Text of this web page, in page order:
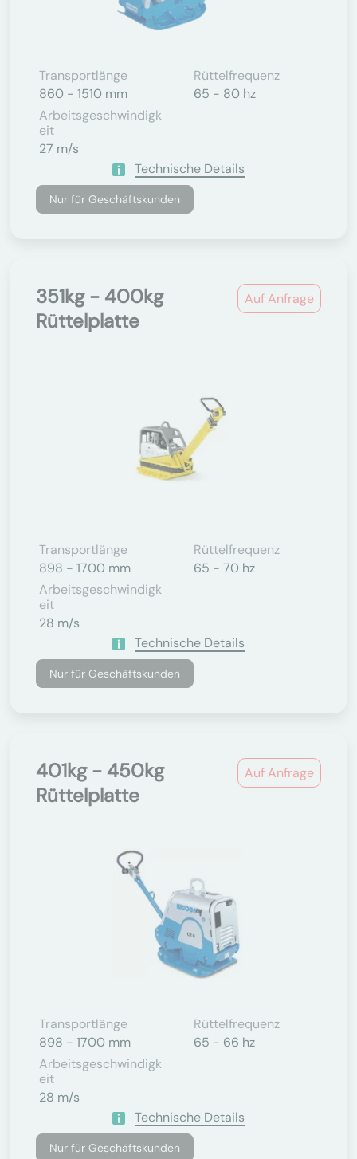
Transportlänge
860 - 1510 mm
Rüttelfrequenz
65 - 80 hz
Arbeitsgeschwindigk
Eit
27 m/s
Technische Details
Nur für Geschäftskunden
Auf Anfrage
351kg - 400kg
Rüttelplatte
Transportlänge
898 - 1700 mm
Rüttelfrequenz
65 - 70 hz
Arbeitsgeschwindigk
Eit
28 m/s
Technische Details
Nur für Geschäftskunden
Auf Anfrage
401kg - 450kg
Rüttelplatte
Transportlänge
898 - 1700 mm
Rüttelfrequenz
65 - 66 hz
Arbeitsgeschwindigk
Eit
28 m/s
Technische Details
Nur für Geschäftskunden